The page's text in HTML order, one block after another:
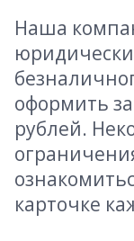
Наша
оформить
рублей.
карточке